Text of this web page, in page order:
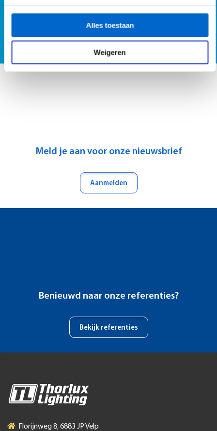
Alles toestaan
Weigeren
Vraag SmartScan demo aan
Meld je aan voor onze nieuwsbrief
Aanmelden
Benieuwd naar onze referenties?
Bekijk referenties
Florijnweg 8, 6883 JP Velp